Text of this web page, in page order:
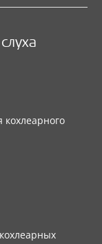
кохлеарного